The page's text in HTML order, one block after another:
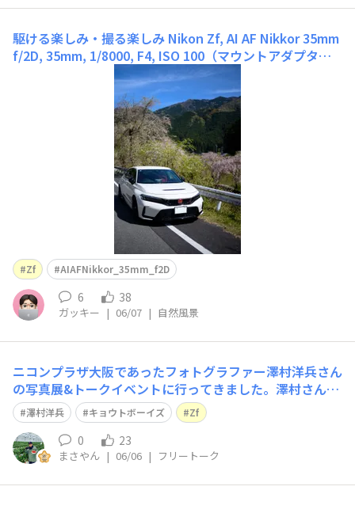
駆ける楽しみ・撮る楽しみ Nikon Zf, AI AF Nikkor 35mm
f/2D, 35mm, 1/8000, F4, ISO 100（マウントアダプター S
HOTEN NF-NZ E 使用）新しく買ったマウントアダプタ
ー SHOTEN NF-NZ E を使った初撮りでした。この日は Ni
Zf AIAFNikkor_35mm_f2D
6 38
ガッキー | 06/07 | 自然風景
ニコンプラザ大阪であったフォトグラファー澤村洋兵さん
の写真展&トークイベントに行ってきました。澤村さんの
人生を振り返るお話で､とても内容が濃かったです。いく
つになってもピュアな気持ちを持ち続けることが大切とい
うメッセージ､しっかりと受け止めました。イベントは終
わりましたが写真はまだやっている
澤村洋兵 キョウトボーイズ Zf
0 23
まさやん | 06/06 | フリートーク